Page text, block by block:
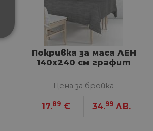
Покривка за маса ЛЕН
140х240 см графит
Цена за бройка
17.89 € 34.99 ЛВ.